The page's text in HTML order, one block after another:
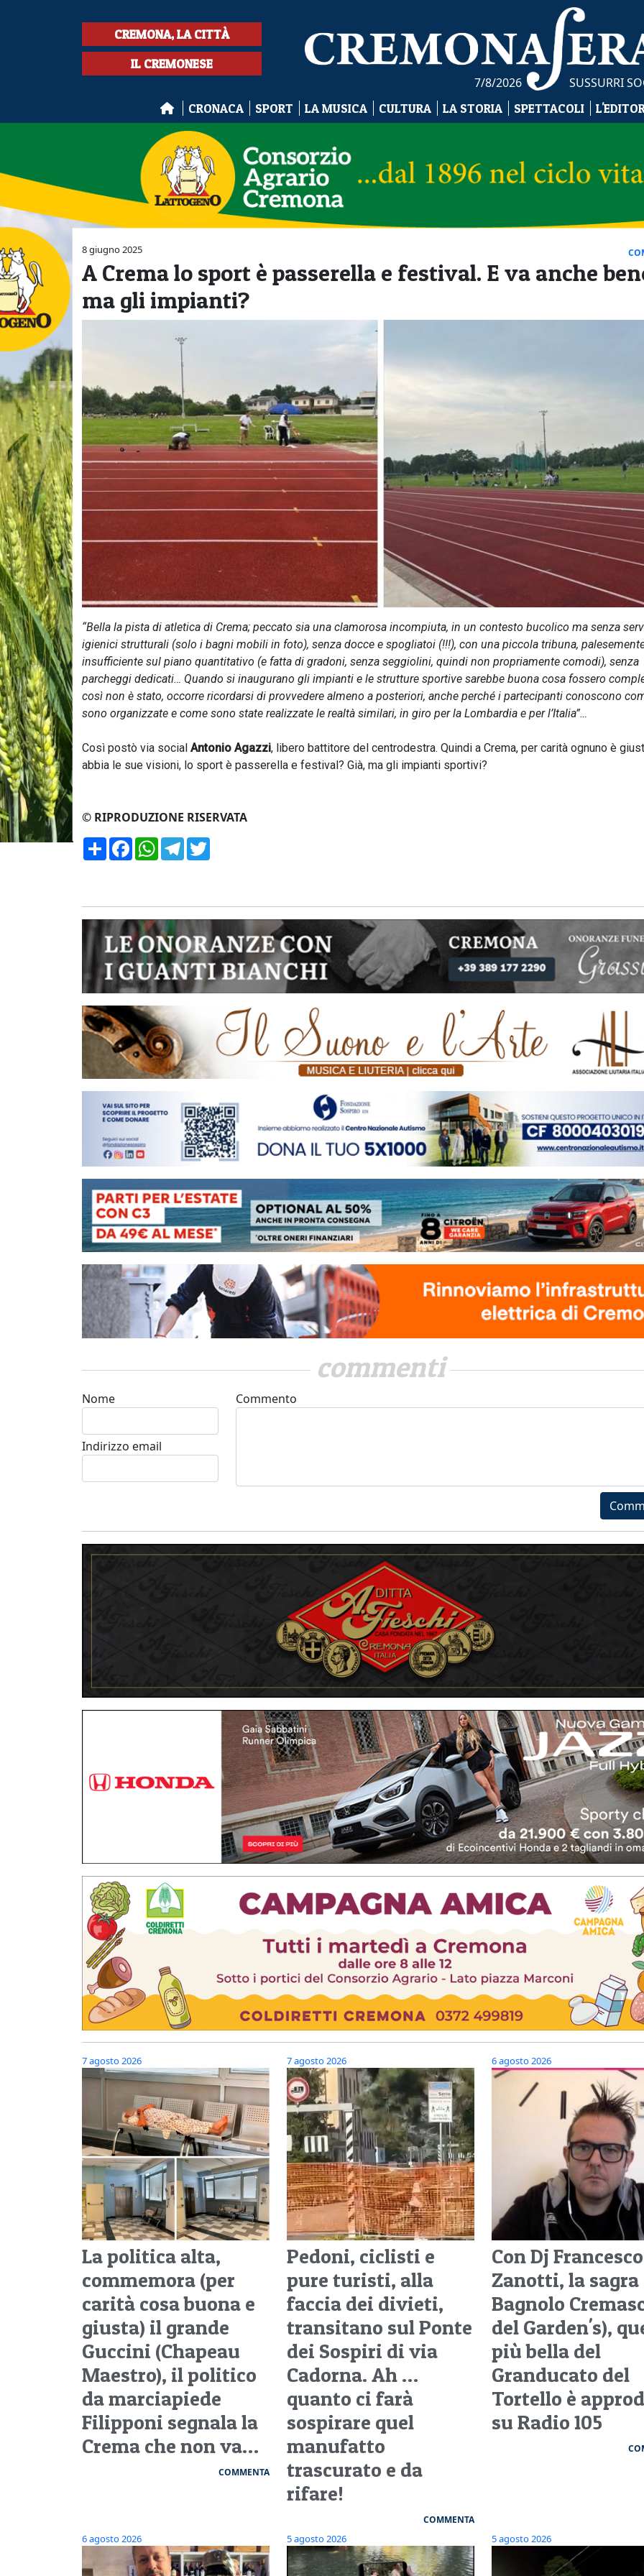
CREMONA, LA CITTÀ
IL CREMONESE
7/8/2026 SUSSURRI
CRONACA SPORT LA MUSICA CULTURA LA STORIA SPETTACOLI
8 giugno 2025
A Crema lo sport è passerella e festival. E va anche
ma gli impianti?
“Bella la pista di atletica di Crema; peccato sia una clamorosa incompiuta, in un contesto bucolico ma senza
igienici strutturali (solo i bagni mobili in foto), senza docce e spogliatoi (!!!), con una piccola tribuna,
insufficiente sul piano quantitativo (e fatta di gradoni, senza seggiolini, quindi non propriamente comodi), senza
parcheggi dedicati… Quando si inaugurano gli impianti e le strutture sportive sarebbe buona cosa fossero
così non è stato, occorre ricordarsi di provvedere almeno a posteriori, anche perché i partecipanti conoscono
sono organizzate e come sono state realizzate le realtà similari, in giro per la Lombardia e per l’Italia”…
Così postò via social Antonio Agazzi, libero battitore del centrodestra. Quindi a Crema, per carità ognuno è
abbia le sue visioni, lo sport è passerella e festival? Già, ma gli impianti sportivi?
© RIPRODUZIONE RISERVATA
CondividiFacebookWhatsApp
Telegram
commenti
Nome
Indirizzo email
Commento
7 agosto 2026
La politica alta,
commemora (per
carità cosa buona e
giusta) il grande
Guccini (Chapeau
Maestro), il politico
da marciapiede
Filipponi segnala la
Crema che non va…
COMMENTA
7 agosto 2026
Pedoni, ciclisti e
pure turisti, alla
faccia dei divieti,
transitano sul Ponte
dei Sospiri di via
Cadorna. Ah …
quanto ci farà
sospirare quel
manufatto
trascurato e da
rifare!
COMMENTA
6 agosto 2026
Con Dj Francesco
Zanotti, la
Bagnolo
del Garden's),
più bella del
Granducato del
Tortello è
su Radio 105
6 agosto 2026 5 agosto 2026 5 agosto 2026